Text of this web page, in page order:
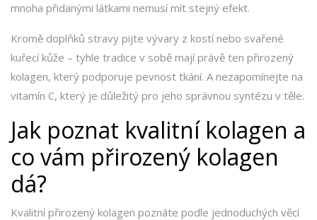
mnoha přidanými látkami nemusí mít stejný efekt.
Kromě doplňků stravy pijte vývary z kostí nebo svařené
kuřecí kůže – tyhle tradice v sobě mají právě ten přirozený
kolagen, který podporuje pevnost tkání. A nezapomínejte na
vitamín C, který je důležitý pro jeho správnou syntézu v těle.
Jak poznat kvalitní kolagen a
co vám přirozený kolagen
dá?
Kvalitní přirozený kolagen poznáte podle jednoduchých věcí